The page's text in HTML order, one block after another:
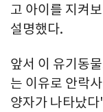
고 아이를 지켜
설명했다.
앞서 이 유기동
는 이유로 안락
양자가 나타났